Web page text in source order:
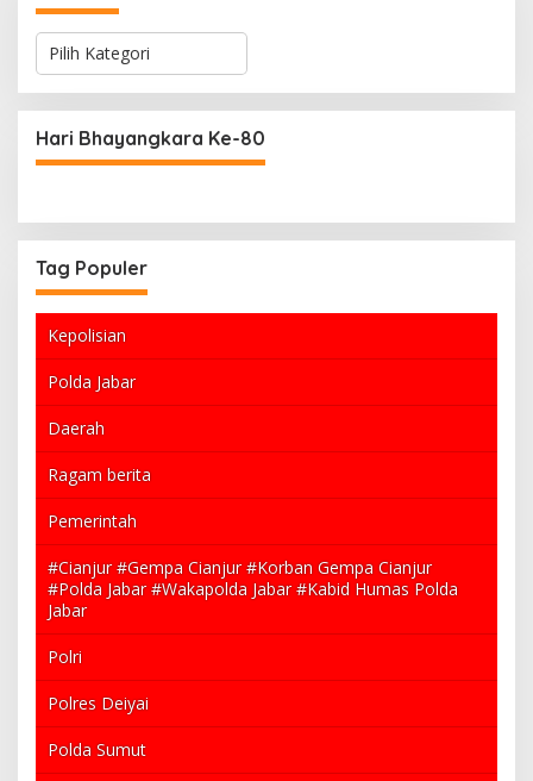
K
e
g
o
r
Hari Bhayangkara Ke-80
Tag Populer
Kepolisian
Polda Jabar
Daerah
Ragam berita
Pemerintah
#Cianjur #Gempa Cianjur #Korban Gempa Cianjur
#Polda Jabar #Wakapolda Jabar #Kabid Humas Polda
Jabar
Polri
Polres Deiyai
Polda Sumut